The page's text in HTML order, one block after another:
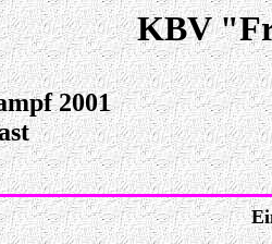
KBV
2001